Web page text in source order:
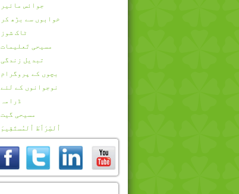
جوائس مائیر
خوابوں سے بڑھ کر
ٹاک شوز
مسیحی تَعلیمات
تبدیل زندگی
بچوں کے پروگرام
نوجوانوں کے لئے
ڈرامہ
مسیحی گیت
اُلصِّرَٲطَ اُلمُستَقِيمَ